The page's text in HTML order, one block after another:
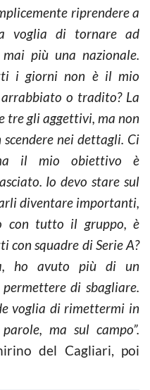
riprendere a
voglia di tornare ad
più una nazionale.
i giorni non è il mio
o tradito? La
tre gli aggettivi, ma non
nei dettagli. Ci
il mio obiettivo è
Io devo stare sul
diventare importanti,
con tutto il gruppo, è
con squadre di Serie A?
ho avuto più di un
di sbagliare.
voglia di rimettermi in
ma sul campo”.
del Cagliari, poi